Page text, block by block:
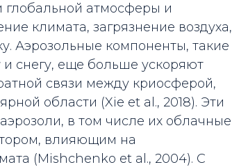
атмосферы и
климата, загрязнение воздуха,
Аэрозольные компоненты, такие
снегу, еще больше ускоряют
связи между криосферой,
области (Xie et al., 2018). Эти
в том числе их облачные
влияющим на
(Mishchenko et al., 2004). С